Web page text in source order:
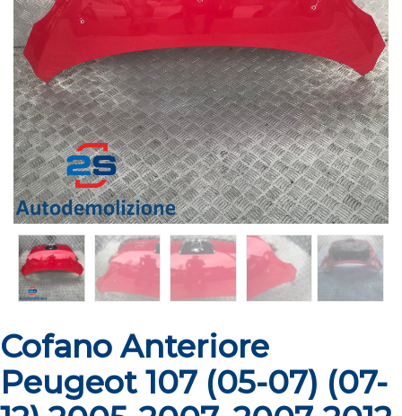
Cofano Anteriore
Peugeot 107 (05-07) (07-